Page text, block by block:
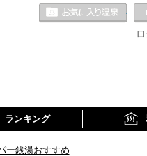
お
ランキング
ー銭湯おすすめ